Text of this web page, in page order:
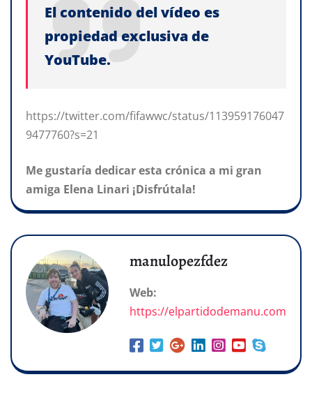
El contenido del vídeo es
propiedad exclusiva de
YouTube.
https://twitter.com/fifawwc/status/113959176047
9477760?s=21
Me gustaría dedicar esta crónica a mi gran
amiga Elena Linari ¡Disfrútala!
manulopezfdez
Web:
https://elpartidodemanu.com